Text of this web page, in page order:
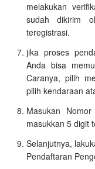
melakukan
sudah dikirim
teregistrasi.
jika proses
Anda bisa
Caranya, pilih
pilih kendaraan
Masukan
masukkan 5 digit
Selanjutnya,
Pendaftaran